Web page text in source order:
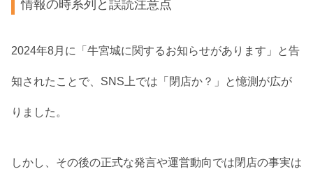
情報の時系列と誤読注意点
2024年8月に「牛宮城に関するお知らせがあります」と告
知されたことで、SNS上では「閉店か？」と憶測が広が
りました。
しかし、その後の正式な発言や運営動向では閉店の事実は